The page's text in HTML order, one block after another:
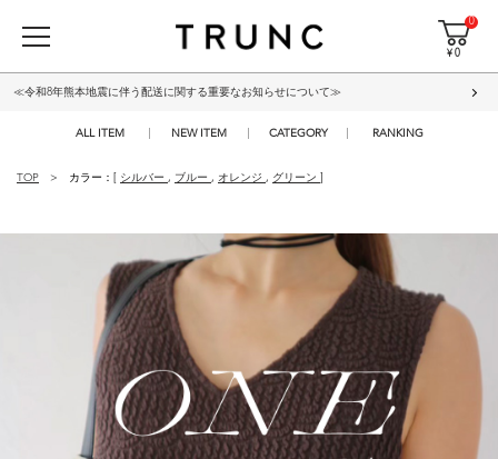
0
¥ 0
≪令和8年熊本地震に伴う配送に関する重要なお知らせについて≫
ALL ITEM NEW ITEM CATEGORY RANKING
TOP カラー：[ シルバー , ブルー , オレンジ , グリーン